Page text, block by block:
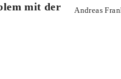
mit der
Andreas